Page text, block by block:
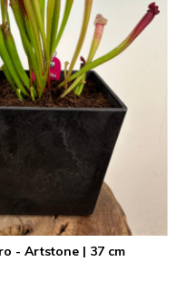
- Artstone | 37 cm